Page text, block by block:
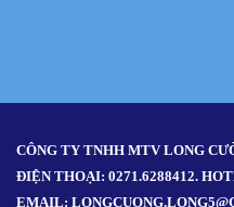
CÔNG TY TNHH MTV LONG
ĐIỆN THOẠI: 0271.6288412.
EMAIL: